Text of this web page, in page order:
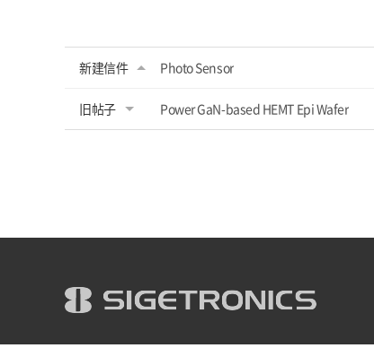
新建信件 Photo Sensor
旧帖子 Power GaN-based HEMT Epi Wafer